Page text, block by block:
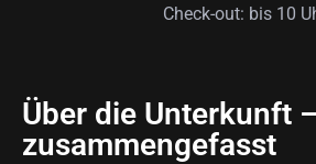
Check-out: bis 10
Über die Unterkunft
zusammengefasst